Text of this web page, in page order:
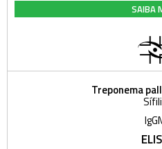
SAIBA
Treponema